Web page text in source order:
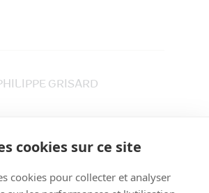
cookies sur ce site
cookies pour collecter et analyser
GRISARD
30 91